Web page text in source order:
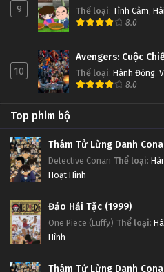
9 Thể loại: Tình Cảm,
8.0
10
Avengers: Cuộc
Thể loại: Hành Động,
8.0
Top phim bộ
Thám Tử Lừng Danh
Detective Conan Thể loại:
Hoạt Hình
Đảo Hải Tặc (1999)
One Piece (Luffy) Thể loại:
Hình
Thám Tử Lừng Danh